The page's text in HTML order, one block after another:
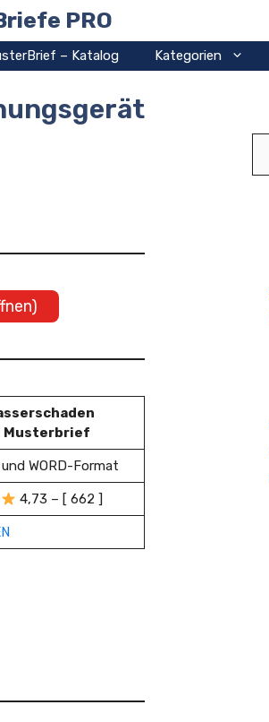
PRO
– Katalog Kategorien
Musterbrief
WORD-Format
4,73 – [ 662 ]